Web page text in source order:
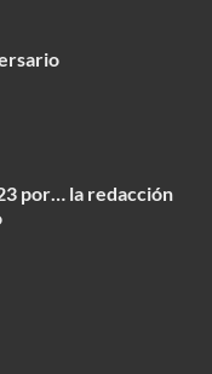
por… la redacción